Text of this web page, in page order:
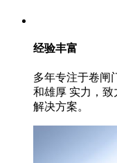
经验丰富
多年专注于卷闸
和雄厚 实力，
解决方案。